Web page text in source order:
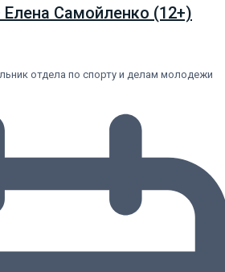
Елена Самойленко (12+)
отдела по спорту и делам молодежи